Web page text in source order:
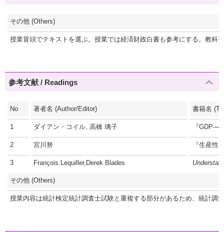
その他 (Others)
授業冒頭でテキストを選ぶ。授業では経済財政白書も参考にする。教科
参考文献 / Readings
No 著者名 (Author/Editor) 書籍名
1 ダイアン・コイル, 高橋 璃子 『
2 宮川努 『生産性
3 François Lequiller,Derek Blades
その他 (Others)
授業内容は統計検定統計調査士試験と重複する部分があるため、統計